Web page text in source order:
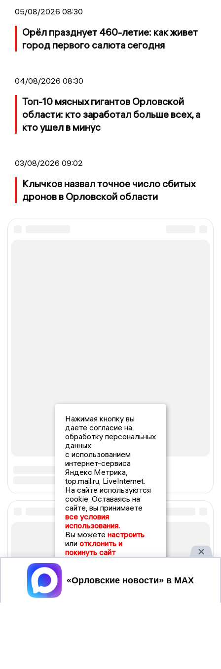
05/08/2026 08:30
Орёл празднует 460-летие: как живет
город первого салюта сегодня
04/08/2026 08:30
Топ-10 мясных гигантов Орловской
области: кто заработал больше всех, а
кто ушел в минус
03/08/2026 09:02
Клычков назвал точное число сбитых
дронов в Орловской области
Нажимая кнопку вы
даете согласие на
обработку персональных
данных
с использованием
интернет-сервиса
Яндекс.Метрика,
top.mail.ru, LiveInternet.
На сайте используются
cookie. Оставаясь на
сайте, вы принимаете
все условия
использования.
Вы можете настроить
или отклонить и
покинуть сайт
Принять